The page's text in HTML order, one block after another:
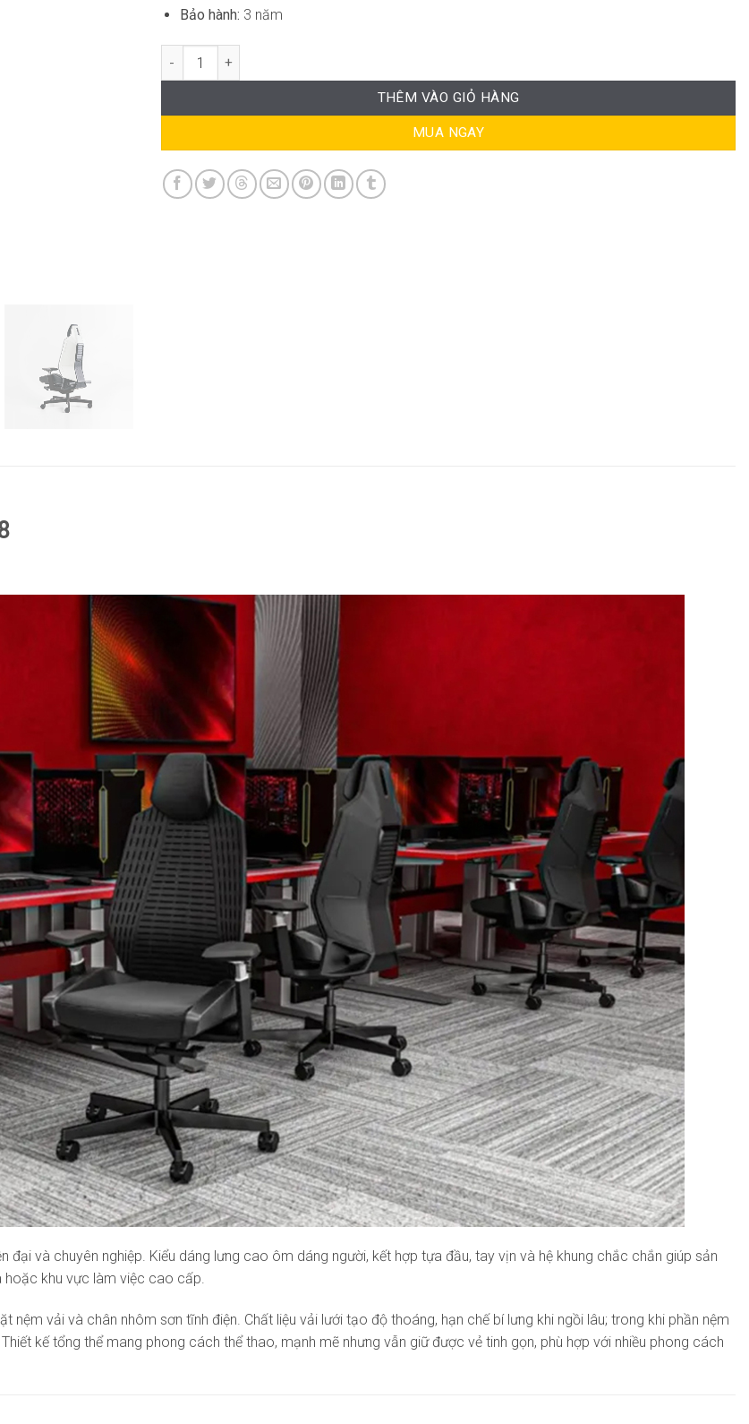
Bảo hành: 3 năm
Ghế Văn Phòng Công Thái Học RPB-WC1288 số lượng
THÊM VÀO GIỎ HÀNG
MUA NGAY
và chuyên nghiệp. Kiểu dáng lưng cao ôm dáng người, kết hợp tựa đầu, tay vịn và hệ khung chắc chắn giúp sản
hoặc khu vực làm việc cao cấp.
vải và chân nhôm sơn tĩnh điện. Chất liệu vải lưới tạo độ thoáng, hạn chế bí lưng khi ngồi lâu; trong khi phần nệm
kế tổng thể mang phong cách thể thao, mạnh mẽ nhưng vẫn giữ được vẻ tinh gọn, phù hợp với nhiều phong cách